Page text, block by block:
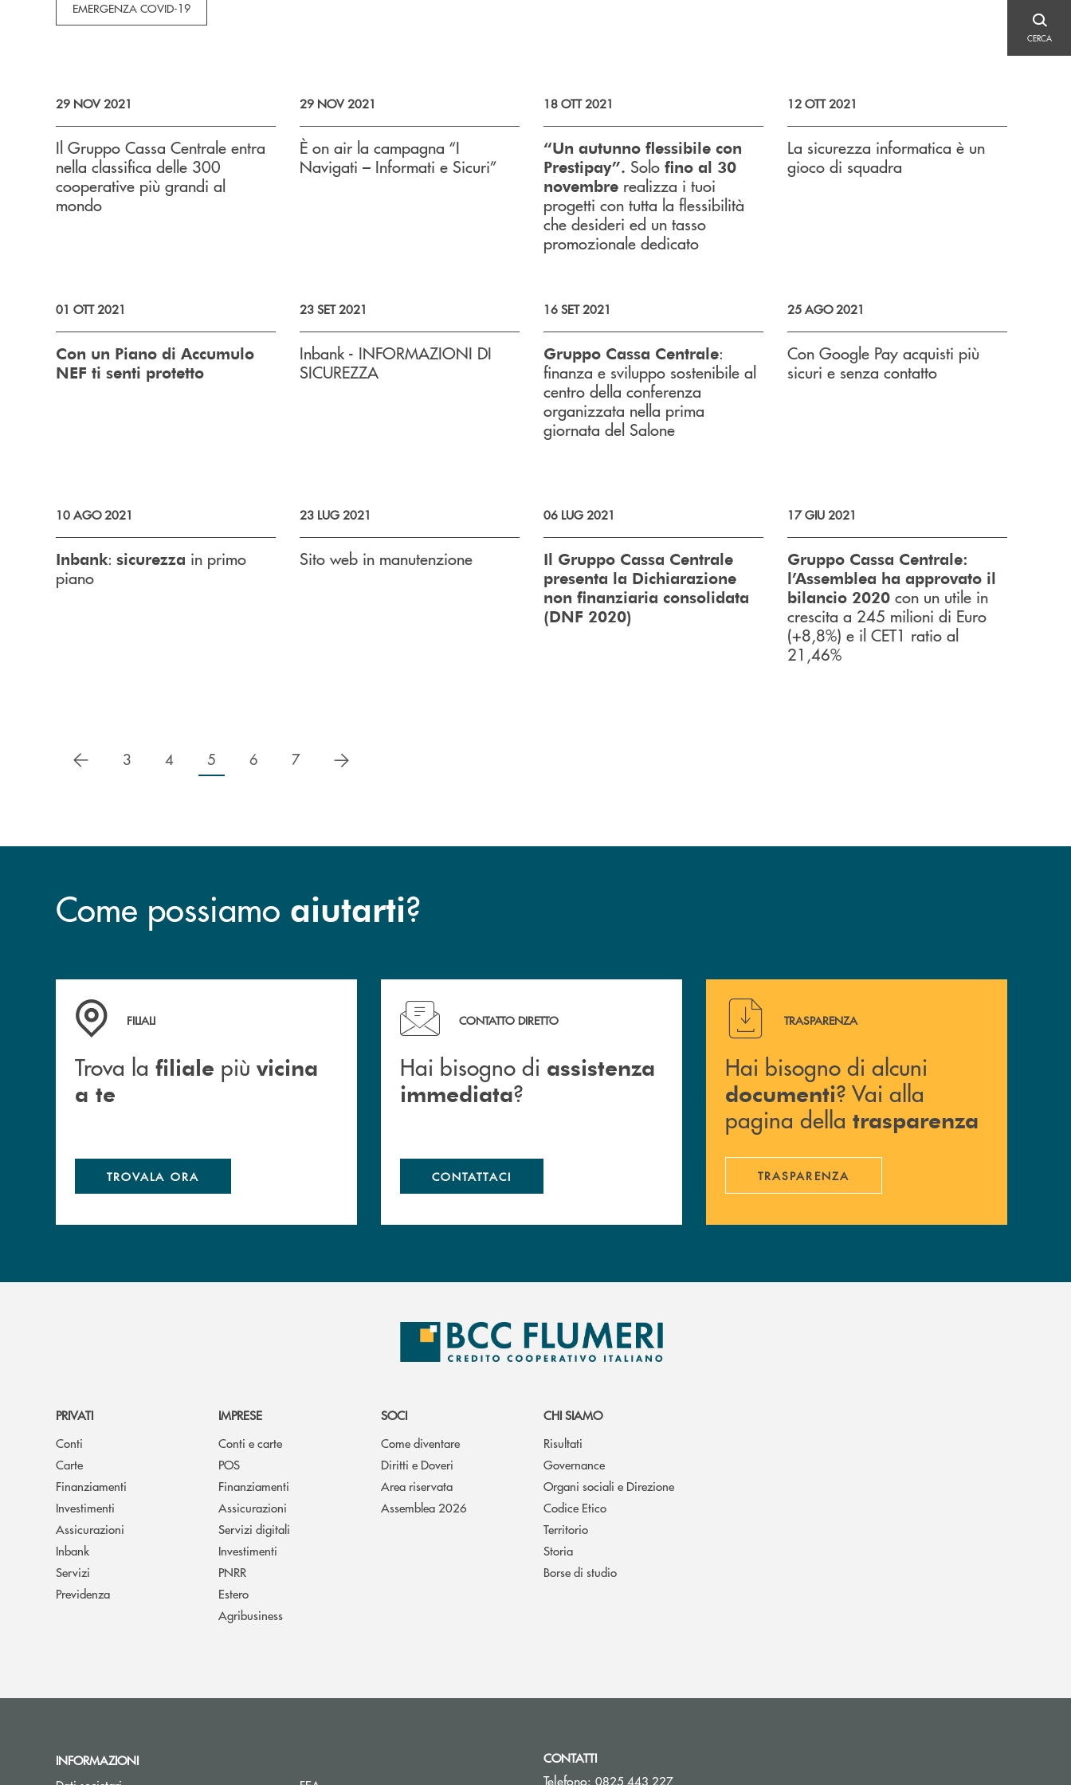
CERCA
EMERGENZA COVID-19
29 NOV 2021
Il Gruppo Cassa Centrale entra
nella classifica delle 300
cooperative più grandi al
mondo
29 NOV 2021
È on air la campagna “I
Navigati – Informati e Sicuri”
18 OTT 2021
“Un autunno flessibile con
Prestipay”. Solo fino al 30
novembre realizza i tuoi
progetti con tutta la flessibilità
che desideri ed un tasso
promozionale dedicato
12 OTT 2021
La sicurezza informatica è un
gioco di squadra
01 OTT 2021
Con un Piano di Accumulo
NEF ti senti protetto
23 SET 2021
Inbank - INFORMAZIONI DI
SICUREZZA
16 SET 2021
Gruppo Cassa Centrale:
finanza e sviluppo sostenibile al
centro della conferenza
organizzata nella prima
giornata del Salone
25 AGO 2021
Con Google Pay acquisti più
sicuri e senza contatto
10 AGO 2021
Inbank: sicurezza in primo
piano
23 LUG 2021
Sito web in manutenzione
06 LUG 2021
Il Gruppo Cassa Centrale
presenta la Dichiarazione
non finanziaria consolidata
(DNF 2020)
17 GIU 2021
Gruppo Cassa Centrale:
l’Assemblea ha approvato il
bilancio 2020 con un utile in
crescita a 245 milioni di Euro
(+8,8%) e il CET1 ratio al
21,46%
precedente
3 4 5 6 7 successivo
Come possiamo aiutarti?
Trova la filiale più vicina a te
FILIALI
Trova la filiale più vicina
a te
TROVALA ORA
Hai bisogno di assistenza immediata ?
CONTATTO DIRETTO
Hai bisogno di assistenza
immediata?
CONTATTACI
Hai bisogno di alcuni documenti ? Vai alla pagina della
TRASPARENZA
Hai bisogno di alcuni
documenti? Vai alla
pagina della trasparenza
TRASPARENZA
PRIVATI
Conti
Carte
Finanziamenti
Investimenti
Assicurazioni
Inbank
Servizi
Previdenza
IMPRESE
Conti e carte
POS
Finanziamenti
Assicurazioni
Servizi digitali
Investimenti
PNRR
Estero
Agribusiness
SOCI
Come diventare
Diritti e Doveri
Area riservata
Assemblea 2026
CHI SIAMO
Risultati
Governance
Organi sociali e Direzione
Codice Etico
Territorio
Storia
Borse di studio
INFORMAZIONI
CONTATTI
Telefono: 0825 443 227